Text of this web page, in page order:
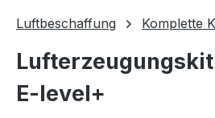
Luftbeschaffung Komplette
E-level+